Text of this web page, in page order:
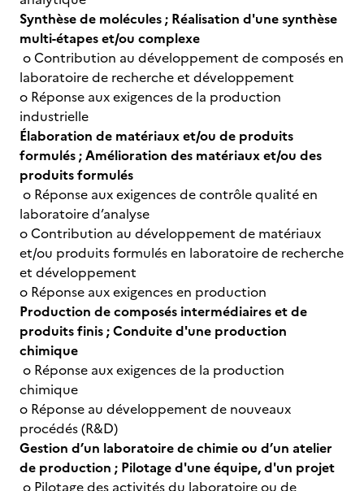
Synthèse de molécules ; Réalisation d'une synthèse
multi-étapes et/ou complexe
o Contribution au développement de composés en
laboratoire de recherche et développement
o Réponse aux exigences de la production
industrielle
Élaboration de matériaux et/ou de produits
formulés ; Amélioration des matériaux et/ou des
produits formulés
o Réponse aux exigences de contrôle qualité en
laboratoire d’analyse
o Contribution au développement de matériaux
et/ou produits formulés en laboratoire de recherche
et développement
o Réponse aux exigences en production
Production de composés intermédiaires et de
produits finis ; Conduite d'une production
chimique
o Réponse aux exigences de la production
chimique
o Réponse au développement de nouveaux
procédés (R&D)
Gestion d’un laboratoire de chimie ou d’un atelier
de production ; Pilotage d'une équipe, d'un projet
o Pilotage des activités du laboratoire ou de